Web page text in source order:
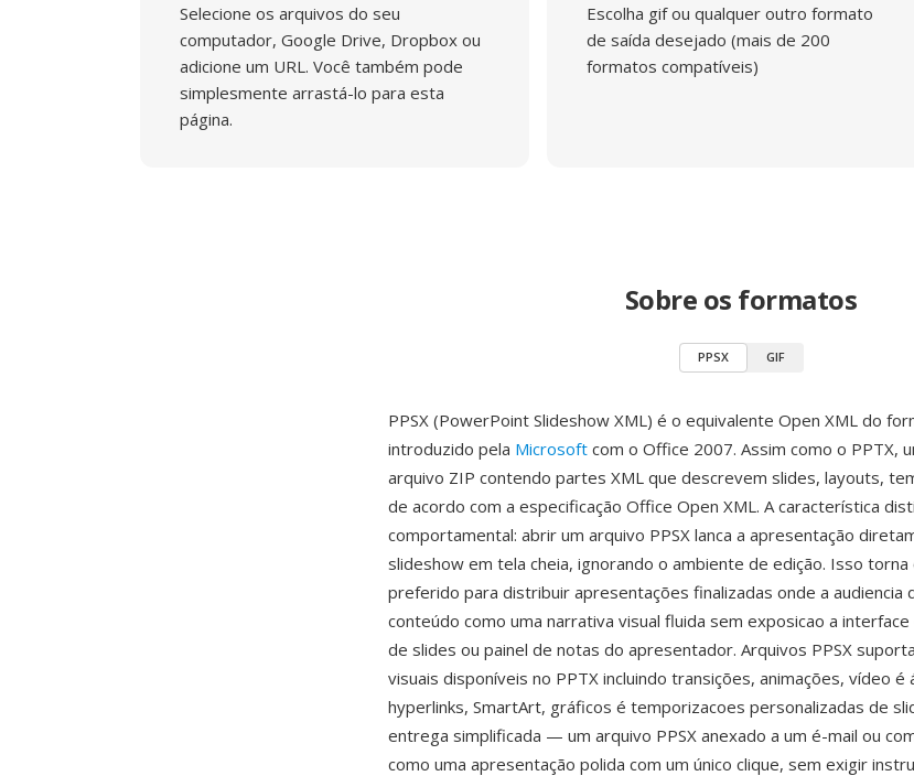
Selecione os arquivos do seu
computador, Google Drive, Dropbox ou
adicione um URL. Você também pode
simplesmente arrastá-lo para esta
página.
Escolha gif ou qualquer outro formato
de saída desejado (mais de 200
formatos compatíveis)
Sobre os formatos
PPSX GIF
PPSX (PowerPoint Slideshow XML) é o equivalente Open XML do
introduzido pela Microsoft com o Office 2007. Assim como o PPTX,
arquivo ZIP contendo partes XML que descrevem slides, layouts,
de acordo com a especificação Office Open XML. A característica
comportamental: abrir um arquivo PPSX lanca a apresentação
slideshow em tela cheia, ignorando o ambiente de edição. Isso torna
preferido para distribuir apresentações finalizadas onde a audiencia
conteúdo como uma narrativa visual fluida sem exposicao a
de slides ou painel de notas do apresentador. Arquivos PPSX
visuais disponíveis no PPTX incluindo transições, animações, vídeo é
hyperlinks, SmartArt, gráficos é temporizacoes personalizadas de
entrega simplificada — um arquivo PPSX anexado a um é-mail ou
como uma apresentação polida com um único clique, sem exigir